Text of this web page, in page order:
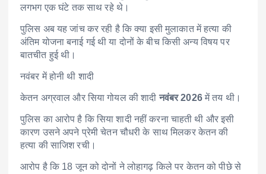
लगभग एक घंटे तक साथ रहे थे।
पुलिस अब यह जांच कर रही है कि क्या इसी मुलाकात में हत्या की
अंतिम योजना बनाई गई थी या दोनों के बीच किसी अन्य विषय पर
बातचीत हुई थी।
नवंबर में होनी थी शादी
केतन अग्रवाल और सिया गोयल की शादीनवंबर 2026में तय थी।
पुलिस का आरोप है कि सिया शादी नहीं करना चाहती थी और इसी
कारण उसने अपने प्रेमी चेतन चौधरी के साथ मिलकर केतन की
हत्या की साजिश रची।
आरोप है कि 18 जून को दोनों ने लोहागढ़ किले पर केतन को पीछे से